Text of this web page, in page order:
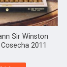
Sir Winston
2011